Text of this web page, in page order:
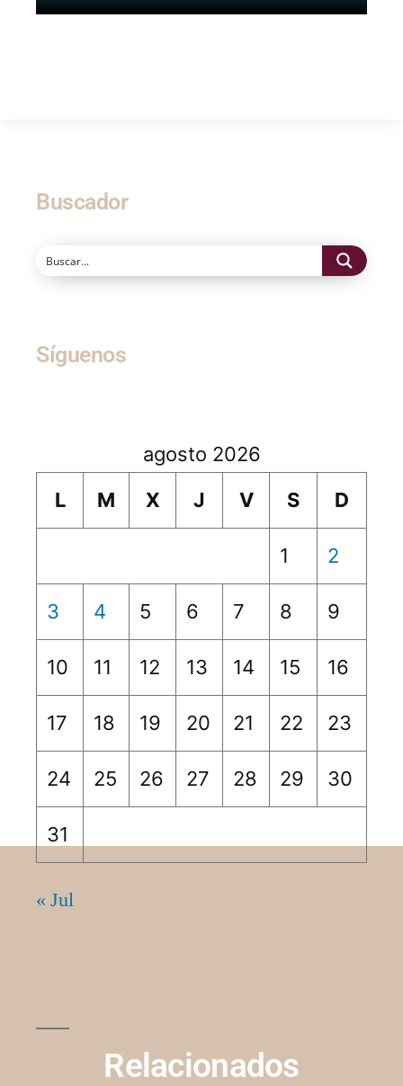
Buscador
Síguenos
agosto 2026
L
M X J V S D
1 2
3 4 5 6 7 8 9
10 11 12 13 14 15 16
17 18 19 20 21 22 23
24 25 26 27 28 29 30
31
« Jul
Relacionados